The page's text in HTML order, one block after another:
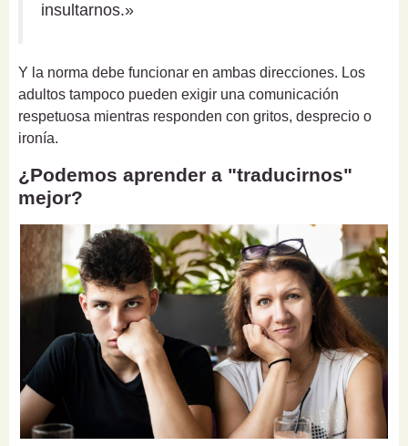
insultarnos.»
Y la norma debe funcionar en ambas direcciones. Los
adultos tampoco pueden exigir una comunicación
respetuosa mientras responden con gritos, desprecio o
ironía.
¿Podemos aprender a "traducirnos"
mejor?